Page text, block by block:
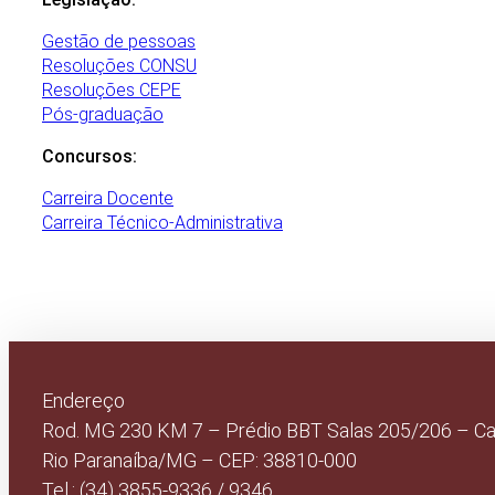
Gestão de pessoas
Resoluções CONSU
Resoluções CEPE
Pós-graduação
Concursos:
Carreira Docente
Carreira Técnico-Administrativa
Endereço
Rod. MG 230 KM 7 – Prédio BBT Salas 205/206 –
Rio Paranaíba/MG – CEP: 38810-000